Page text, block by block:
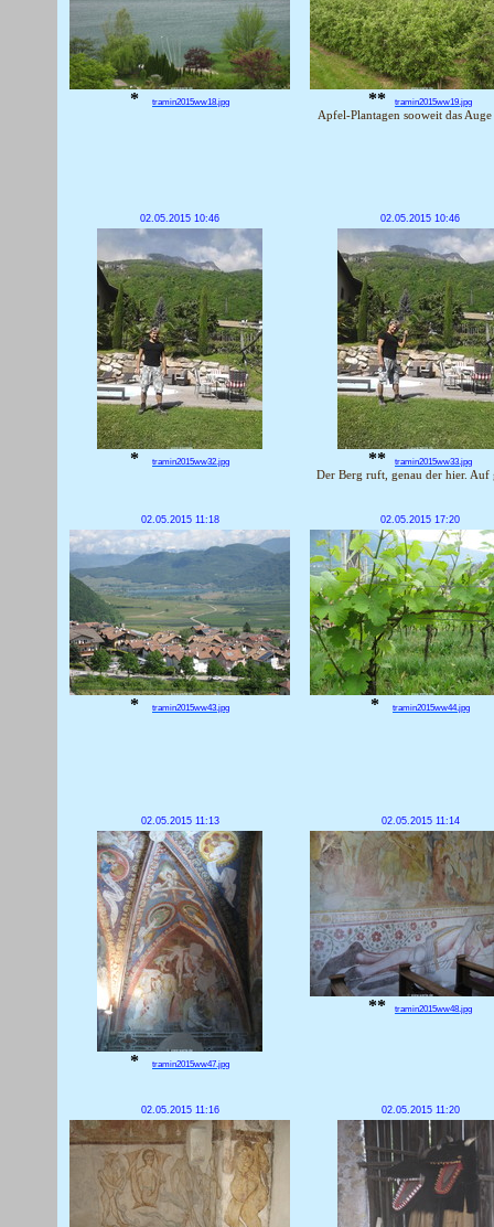
* tramin2015ww18.jpg ** tramin2015ww19.jpg
Apfel-Plantagen sooweit das
02.05.2015 10:46
* tramin2015ww32.jpg
02.05.2015 10:46
** tramin2015ww33.jpg
Der Berg ruft, genau der hier. Auf
02.05.2015 11:18
* tramin2015ww43.jpg
02.05.2015 17:20
* tramin2015ww44.jpg
02.05.2015 11:13
* tramin2015ww47.jpg
02.05.2015 11:14
** tramin2015ww48.jpg
02.05.2015 11:16 02.05.2015 11:20